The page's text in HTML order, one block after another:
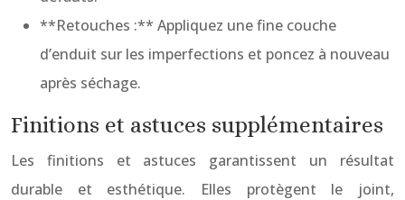
**Retouches :** Appliquez une fine couche
d’enduit sur les imperfections et poncez à nouveau
après séchage.
Finitions et astuces supplémentaires
Les finitions et astuces garantissent un résultat
durable et esthétique. Elles protègent le joint,